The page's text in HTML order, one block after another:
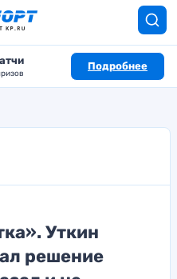
Подробнее
Уткин
решение